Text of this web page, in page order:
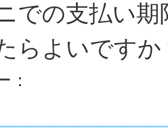
での支払い
らよいですか
：